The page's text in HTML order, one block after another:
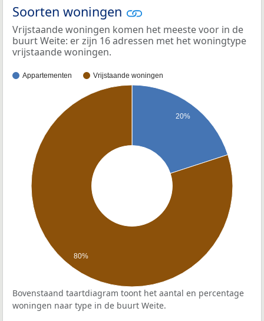
Soorten woningen
Vrijstaande woningen komen het meeste voor in de
buurt Weite: er zijn 16 adressen met het woningtype
vrijstaande woningen.
Appartementen Vrijstaande woningen
20%
80%
Bovenstaand taartdiagram toont het aantal en percentage
woningen naar type in de buurt Weite.